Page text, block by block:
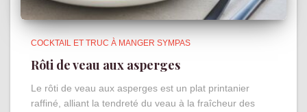
COCKTAIL ET TRUC À MANGER SYMPAS
Rôti de veau aux asperges
Le rôti de veau aux asperges est un plat printanier
raffiné, alliant la tendreté du veau à la fraîcheur des